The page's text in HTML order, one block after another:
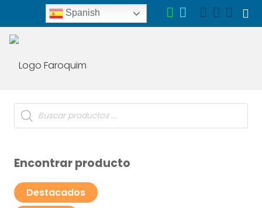
Spanish
Búsqueda
de
productos
Encontrar producto
Destacados